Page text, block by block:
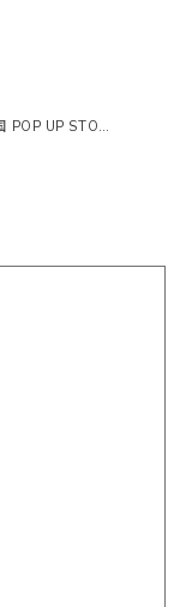
イベント情報:BanG Dream!全国 POP UP STORE TOUR 2020 in 天神ロフト